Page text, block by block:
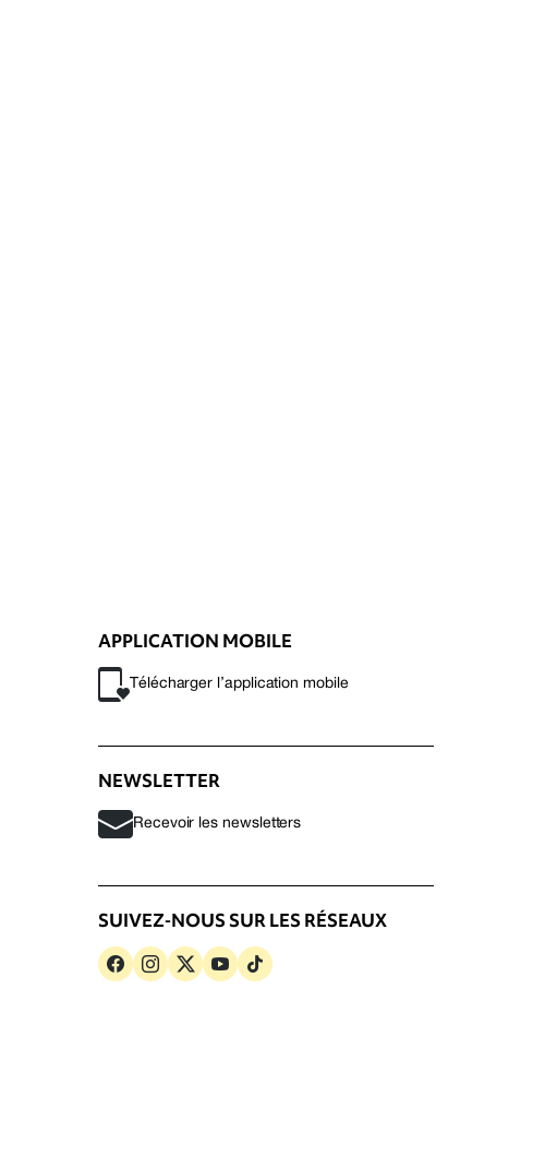
APPLICATION MOBILE
Télécharger l’application mobile
NEWSLETTER
Recevoir les newsletters
SUIVEZ-NOUS SUR LES RÉSEAUX